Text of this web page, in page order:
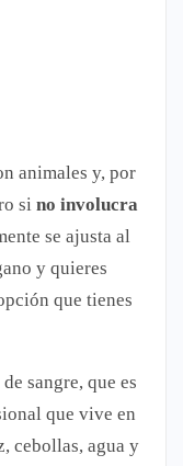
animales y, por
si no involucra
se ajusta al
y quieres
que tienes
sangre, que es
que vive en
cebollas, agua y